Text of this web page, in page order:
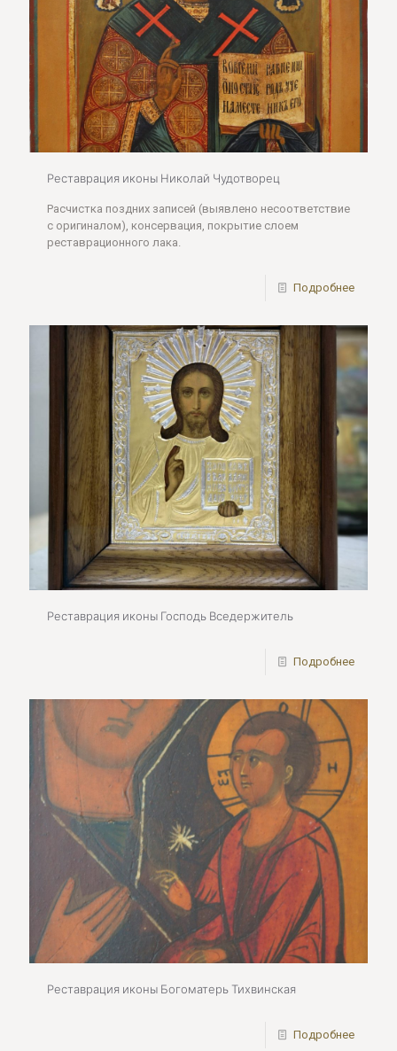
Реставрация иконы Николай Чудотворец
Расчистка поздних записей (выявлено несоответствие
с оригиналом), консервация, покрытие слоем
реставрационного лака.
Подробнее
Реставрация иконы Господь Вседержитель
Подробнее
Реставрация иконы Богоматерь Тихвинская
Подробнее